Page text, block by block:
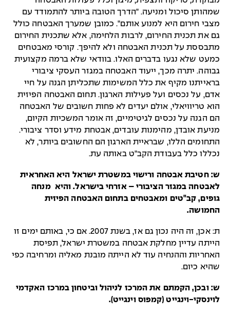
שמהותן סיכול ומניעה. "הדרך הטובה ביותר להתמודד עם
מצבי חירום היא למנוע אותם". כמובן שמערך האבטחה כולל
גם את תכנית החירום, לרבות הלחימה, אלא שתכנית החירום
מתבססת על תכנית האבטחה ולא להיפך. קורסי מאבטחים
כמעט שלא נגעו בדברים האלו. בוודאי שלא ברמה מקצועית
גבוהה. יתרה מכך, ייעוד האבטחה במגזר העסקי ציבורי
בראייתנו מקיף את כלל המשימות שתכליתן הגנה על חיי
אדם, על נכסים ועל פעילות הארגון. תחום האבטחה הפיזית
הוא טריוויאלי, אולם יעדים לא פחות חשובים של האבטחה
הם הגנה על נכסים לגיטימיים, זה אומר המשכיות הקיום,
מניעת אובדן, מהימנות עובדים, אבטחת מידע וסדר ציבורי.
התחומים הללו, שבראיית הארגון הם החשובים ביותר, לא
נכללו כלל בעבודת הקב"ט באותה עת.
ש:חטיבת אבטחה ורישוי במשטרת ישראל היא האחראית
לאבטחה במגזר הציבורי – אזרחי בישראל. והיא מנחה
גופים, קב"טים ומאבטחים בתחום האבטחה הפיזית
החמושה.
ת: אכן, זה היה נכון גם אז, בשנת 2007. אם כי, באותם ימים זו
הייתה עדיין מחלקת אבטחה במשטרת ישראל, תפיסת
האחריות וההנחיה עוד לא הייתה מובנת מאליה ומרחיבה כפי
שהיא כיום.
ש: ובכן, הקמתם את המרכז לניהול וביטחון במרכז האקדמי
לוינסקי-וינגייט (קמפוס וינגייט).